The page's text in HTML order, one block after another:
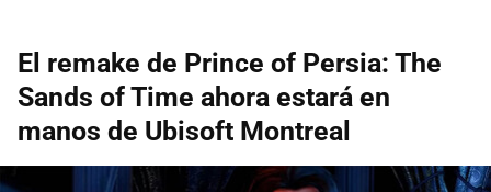
El remake de Prince of Persia: The
Sands of Time ahora estará en
manos de Ubisoft Montreal